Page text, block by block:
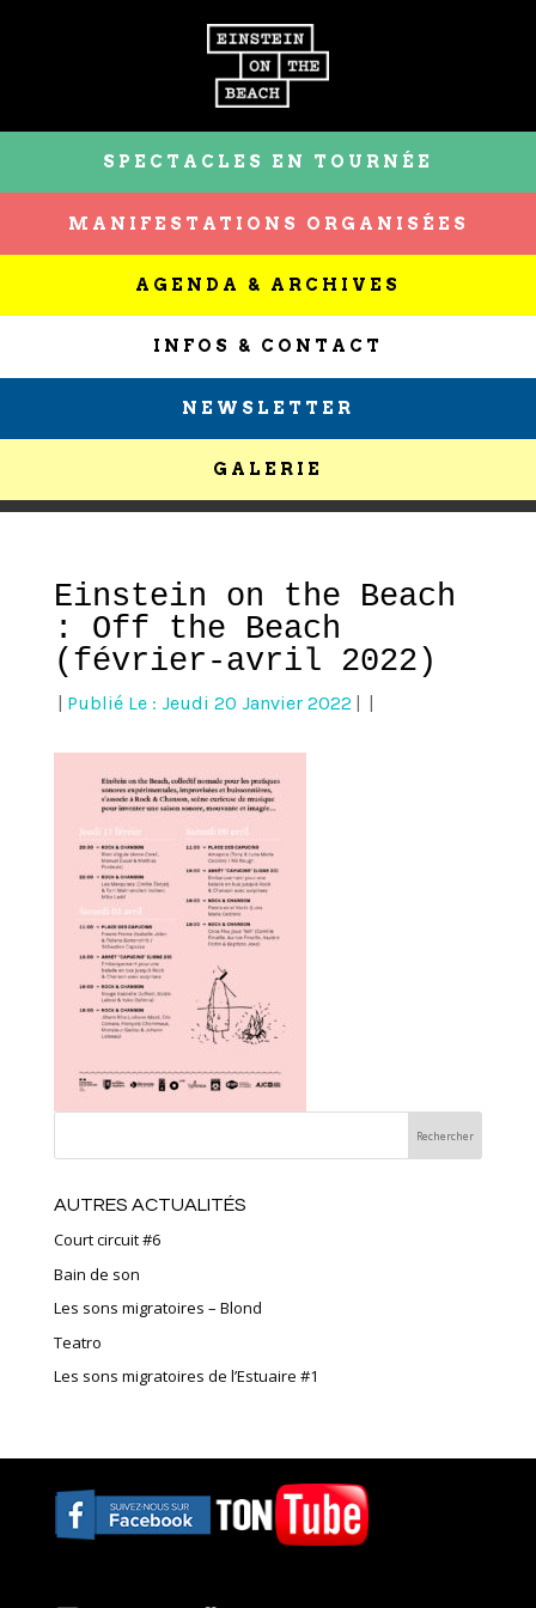
SPECTACLES EN TOURNÉE
MANIFESTATIONS ORGANISÉES
AGENDA & ARCHIVES
INFOS & CONTACT
NEWSLETTER
GALERIE
Einstein on the Beach
: Off the Beach
(février-avril 2022)
Publié Le : Jeudi 20 Janvier 2022
AUTRES ACTUALITÉS
Court circuit #6
Bain de son
Les sons migratoires – Blond
Teatro
Les sons migratoires de l’Estuaire #1